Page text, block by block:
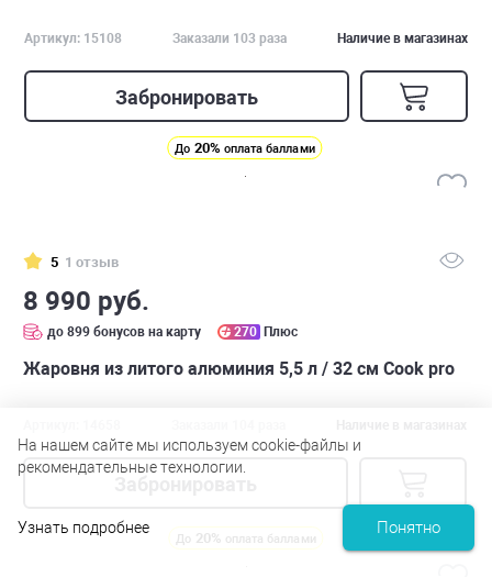
Артикул: 15108 Заказали 103 раза Наличие в магазинах
Забронировать
До 20% оплата баллами
5 1 отзыв
8 990 руб.
до 899 бонусов на карту 270 Плюс
Жаровня из литого алюминия 5,5 л / 32 см Cook pro
До 20% оплата баллами
На нашем сайте мы используем cookie-файлы и
рекомендательные технологии.
Узнать подробнее Понятно